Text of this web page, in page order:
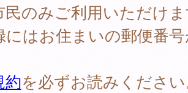
民のみご利用いただけ
にはお住まいの郵便番
約を必ずお読みくださ